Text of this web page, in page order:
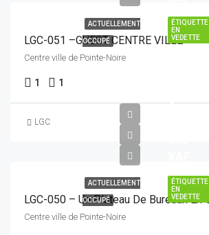
ÉTIQUETTE
EN
VEDETTE
ACTUELLEMENT
OCCUPÉ
LGC-051 –GUEST CENTRE VILLE
Centre ville de Pointe-Noire
1 1
LGC
ÉTIQUETTE
EN
VEDETTE
ACTUELLEMENT
OCCUPÉ
4
Centre ville de Pointe-Noire